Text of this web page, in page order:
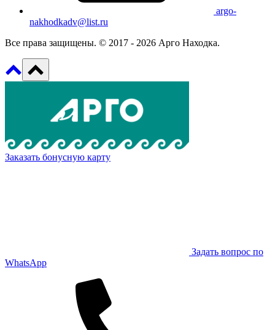
argo-
nakhodkadv@list.ru
Все права защищены. © 2017 - 2026 Арго Находка.
Заказать бонусную карту
Задать вопрос по
WhatsApp